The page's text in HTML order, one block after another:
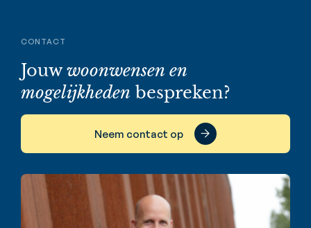
CONTACT
Jouwwoonwensen en
mogelijkheden bespreken?
Neem contact op